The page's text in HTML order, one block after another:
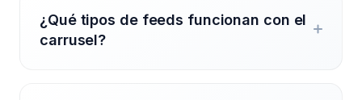
¿Qué tipos de feeds funcionan con el
carrusel?